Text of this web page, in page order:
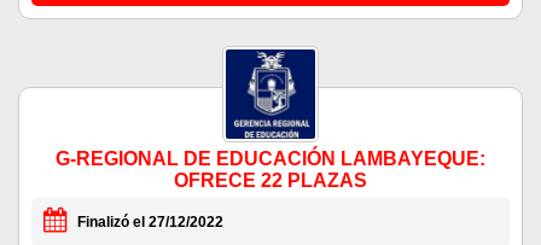
G-REGIONAL DE EDUCACIÓN LAMBAYEQUE:
OFRECE 22 PLAZAS
Finalizó el 27/12/2022